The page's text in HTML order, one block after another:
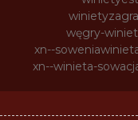
węgry-
xn--
xn--winieta-